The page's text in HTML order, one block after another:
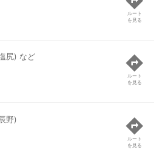
ルート
を見る
尻) など
ルート
を見る
野)
ルート
を見る